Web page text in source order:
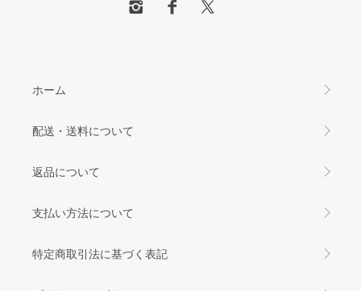
ホーム
配送・送料について
返品について
支払い方法について
特定商取引法に基づく表記